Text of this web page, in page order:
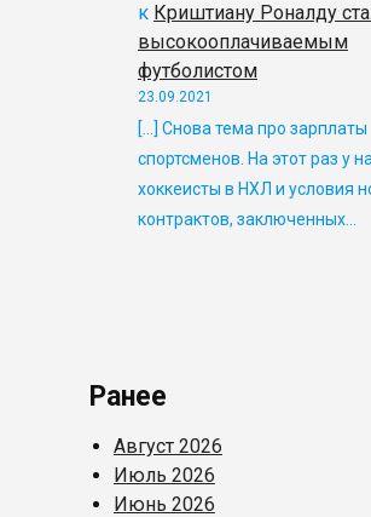
к Криштиану Роналду
высокооплачиваемым
футболистом
23.09.2021
[…] Снова тема про зарплаты
спортсменов. На этот раз у
хоккеисты в НХЛ и условия
контрактов, заключенных…
Ранее
Август 2026
Июль 2026
Июнь 2026